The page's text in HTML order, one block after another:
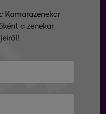
Kamarazenekar
a zenekar